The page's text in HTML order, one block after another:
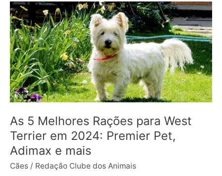
As 5 Melhores Rações para West
Terrier em 2024: Premier Pet,
Adimax e mais
Cães / Redação Clube dos Animais
As
5
Melhores
Rações
para
West
Terrier
em
Premier
Pet,
Adimax
e
mais